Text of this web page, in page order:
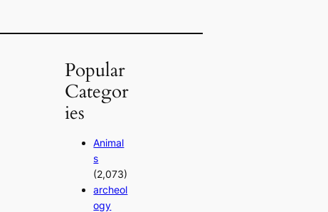
Popular
Categor
ies
Animal
s
(2,073)
archeol
ogy